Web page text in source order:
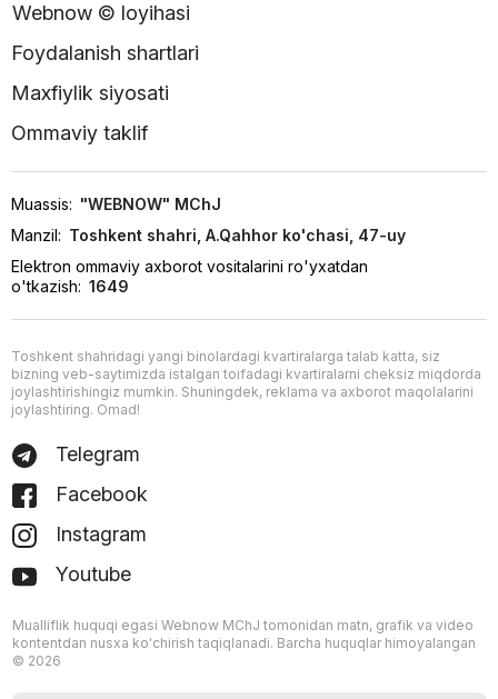
Webnow © loyihasi
Foydalanish shartlari
Maxfiylik siyosati
Ommaviy taklif
Muassis: "WEBNOW" MChJ
Manzil: Toshkent shahri, A.Qahhor ko'chasi, 47-uy
Elektron ommaviy axborot vositalarini ro'yxatdan
o'tkazish: 1649
Toshkent shahridagi yangi binolardagi kvartiralarga talab katta, siz
bizning veb-saytimizda istalgan toifadagi kvartiralarni cheksiz miqdorda
joylashtirishingiz mumkin. Shuningdek, reklama va axborot maqolalarini
joylashtiring. Omad!
Telegram
Facebook
Instagram
Youtube
Mualliflik huquqi egasi Webnow MChJ tomonidan matn, grafik va video
kontentdan nusxa ko'chirish taqiqlanadi. Barcha huquqlar himoyalangan
© 2026